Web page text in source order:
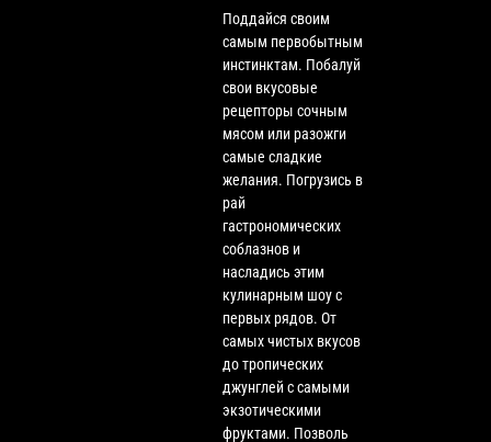
Поддайся своим
самым первобытным
инстинктам. Побалуй
свои вкусовые
рецепторы сочным
мясом или разожги
самые сладкие
желания. Погрузись в
рай
гастрономических
соблазнов и
насладись этим
кулинарным шоу с
первых рядов. От
самых чистых вкусов
до тропических
джунглей с самыми
экзотическими
фруктами. Позволь